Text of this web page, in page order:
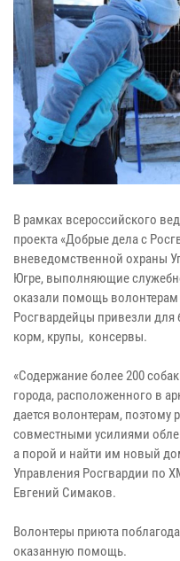
В рамках всероссийского
проекта «Добрые дела с
вневедомственной охраны
Югре, выполняющие
оказали помощь
Росгвардейцы привезли
корм, крупы, консервы.
«Содержание более 200
города, расположенного в
дается волонтерам, поэтому
совместными усилиями
а порой и найти им новый
Управления Росгвардии по
Евгений Симаков.
Волонтеры приюта
оказанную помощь.